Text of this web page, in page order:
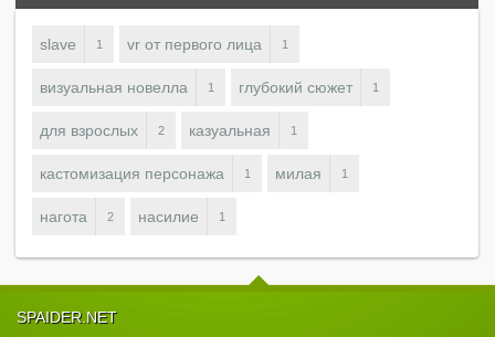
slave 1 vr от первого лица 1
визуальная новелла 1 глубокий сюжет 1
для взрослых 2 казуальная 1
кастомизация персонажа 1 милая 1
нагота 2 насилие 1
SPAIDER.NET